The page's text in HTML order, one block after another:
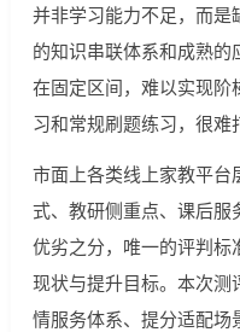
并非学习能力不足，而
的知识串联体系和成熟
在固定区间，难以实现
习和常规刷题练习，很难
市面上各类线上家教平
式、教研侧重点、课后服
优劣之分，唯一的评判标
现状与提升目标。本次
情服务体系、提分适配